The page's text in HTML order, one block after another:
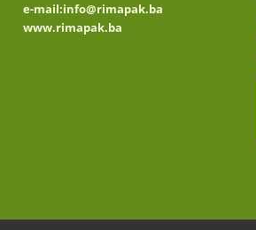
e-mail:info@rimapak.ba
www.rimapak.ba